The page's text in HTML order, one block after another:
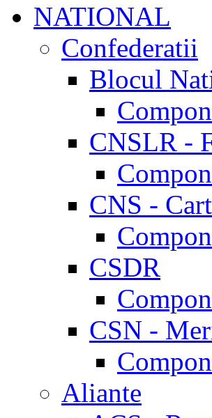
NATIONAL
Confederatii
Blocul
CNSLR -
CNS -
CSDR
CSN -
Aliante